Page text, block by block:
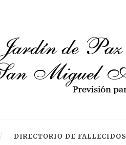
DIRECTORIO DE FALLECIDOS